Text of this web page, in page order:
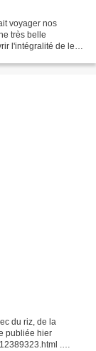
voyager nos
très belle
l'intégralité de leur
du riz, de la
publiée hier
.